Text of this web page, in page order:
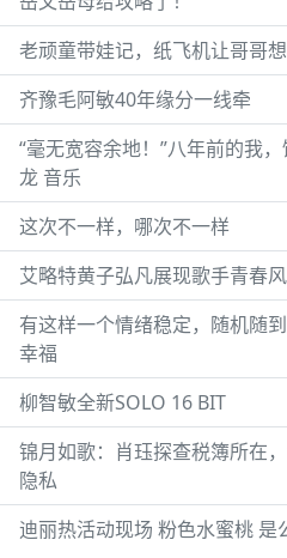
老顽童带娃记，纸飞机让哥哥
齐豫毛阿敏40年缘分一线牵
“毫无宽容余地！”八年前的我
龙 音乐
这次不一样，哪次不一样
艾略特黄子弘凡展现歌手青春
有这样一个情绪稳定，随机随
幸福
柳智敏全新SOLO 16 BIT
锦月如歌：肖珏探查税簿所在
隐私
迪丽热活动现场 粉色水蜜桃 是